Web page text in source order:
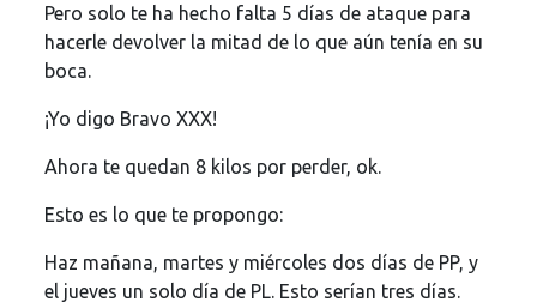
Pero solo te ha hecho falta 5 días de ataque para
hacerle devolver la mitad de lo que aún tenía en su
boca.
¡Yo digo Bravo XXX!
Ahora te quedan 8 kilos por perder, ok.
Esto es lo que te propongo:
Haz mañana, martes y miércoles dos días de PP, y
el jueves un solo día de PL. Esto serían tres días.